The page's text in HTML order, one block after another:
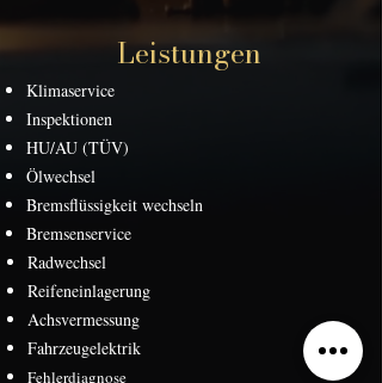
Leistungen
Klimaservice
Inspektionen
HU/AU (TÜV)
Ölwechsel
Bremsflüssigkeit wechseln
Bremsenservice
Radwechsel
Reifeneinlagerung
Achsvermessung
Fahrzeugelektrik
Fehlerdiagnose